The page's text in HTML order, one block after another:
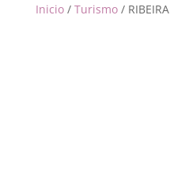
Inicio/ Turismo/ RIBEIRA